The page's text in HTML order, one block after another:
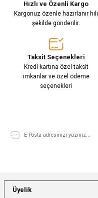
Hızlı ve Özenli Kargo
Kargonuz özenle hazırlanır hılı
şekilde gönderilir.
Taksit Seçenekleri
Kredi kartına özel taksit
imkanlar ve özel ödeme
seçenekleri
Üyelik